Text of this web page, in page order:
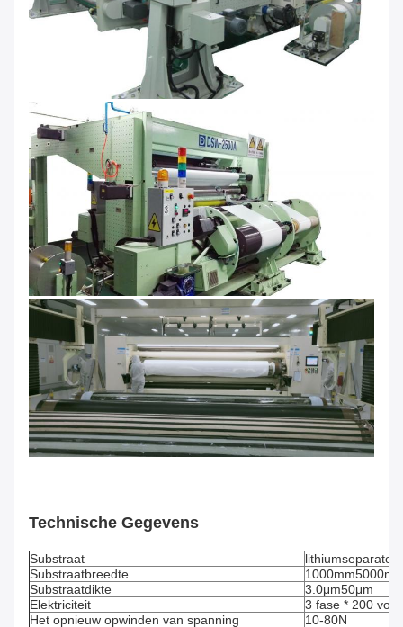
Technische Gegevens
Substraat
Substraatbreedte
Substraatdikte
3.0μm50μm
Elektriciteit
3 fase * 200 volt
Het opnieuw opwinden van spanning
10-80N